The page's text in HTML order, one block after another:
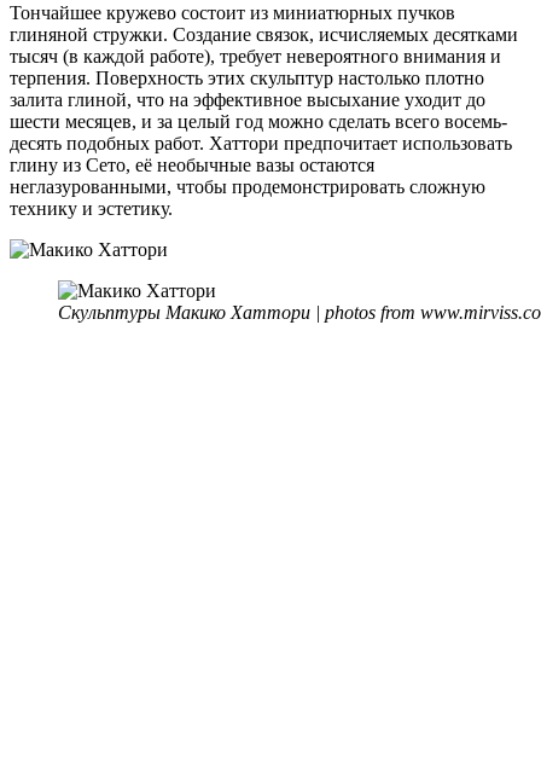
Тончайшее кружево состоит из миниатюрных пучков
глиняной стружки. Создание связок, исчисляемых десятками
тысяч (в каждой работе), требует невероятного внимания и
терпения. Поверхность этих скульптур настолько плотно
залита глиной, что на эффективное высыхание уходит до
шести месяцев, и за целый год можно сделать всего восемь-
десять подобных работ. Хаттори предпочитает использовать
глину из Сето, её необычные вазы остаются
неглазурованными, чтобы продемонстрировать сложную
технику и эстетику.
Скульптуры Макико Хаттори | photos from